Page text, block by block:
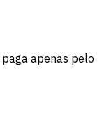
apenas pelo